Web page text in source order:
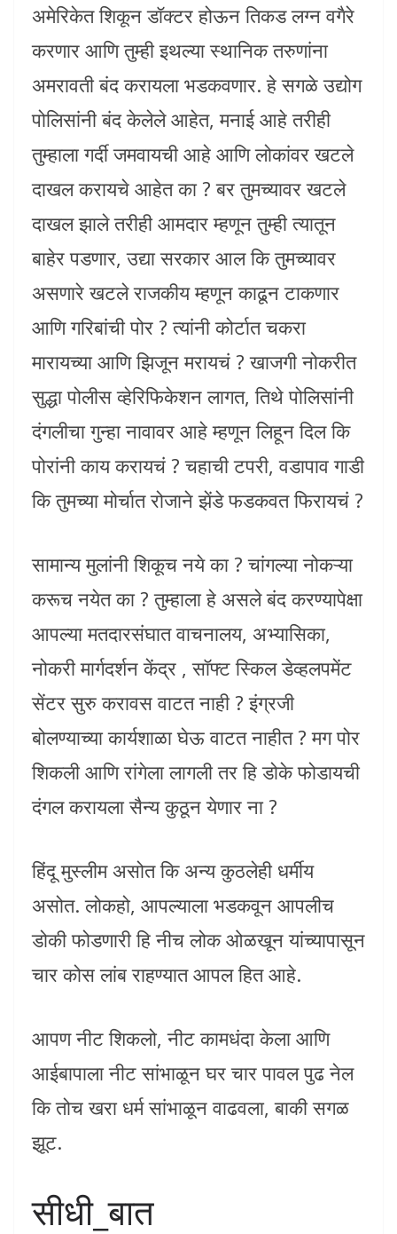
अमेरिकेत शिकून डॉक्टर होऊन तिकड लग्न वगैरे
करणार आणि तुम्ही इथल्या स्थानिक तरुणांना
अमरावती बंद करायला भडकवणार. हे सगळे उद्योग
पोलिसांनी बंद केलेले आहेत, मनाई आहे तरीही
तुम्हाला गर्दी जमवायची आहे आणि लोकांवर खटले
दाखल करायचे आहेत का ? बर तुमच्यावर खटले
दाखल झाले तरीही आमदार म्हणून तुम्ही त्यातून
बाहेर पडणार, उद्या सरकार आल कि तुमच्यावर
असणारे खटले राजकीय म्हणून काढून टाकणार
आणि गरिबांची पोर ? त्यांनी कोर्टात चकरा
मारायच्या आणि झिजून मरायचं ? खाजगी नोकरीत
सुद्धा पोलीस व्हेरिफिकेशन लागत, तिथे पोलिसांनी
दंगलीचा गुन्हा नावावर आहे म्हणून लिहून दिल कि
पोरांनी काय करायचं ? चहाची टपरी, वडापाव गाडी
कि तुमच्या मोर्चात रोजाने झेंडे फडकवत फिरायचं ?
सामान्य मुलांनी शिकूच नये का ? चांगल्या नोकऱ्या
करूच नयेत का ? तुम्हाला हे असले बंद करण्यापेक्षा
आपल्या मतदारसंघात वाचनालय, अभ्यासिका,
नोकरी मार्गदर्शन केंद्र , सॉफ्ट स्किल डेव्हलपमेंट
सेंटर सुरु करावस वाटत नाही ? इंग्रजी
बोलण्याच्या कार्यशाळा घेऊ वाटत नाहीत ? मग पोर
शिकली आणि रांगेला लागली तर हि डोके फोडायची
दंगल करायला सैन्य कुठून येणार ना ?
हिंदू मुस्लीम असोत कि अन्य कुठलेही धर्मीय
असोत. लोकहो, आपल्याला भडकवून आपलीच
डोकी फोडणारी हि नीच लोक ओळखून यांच्यापासून
चार कोस लांब राहण्यात आपल हित आहे.
आपण नीट शिकलो, नीट कामधंदा केला आणि
आईबापाला नीट सांभाळून घर चार पावल पुढ नेल
कि तोच खरा धर्म सांभाळून वाढवला, बाकी सगळ
झूट.
सीधी_बात